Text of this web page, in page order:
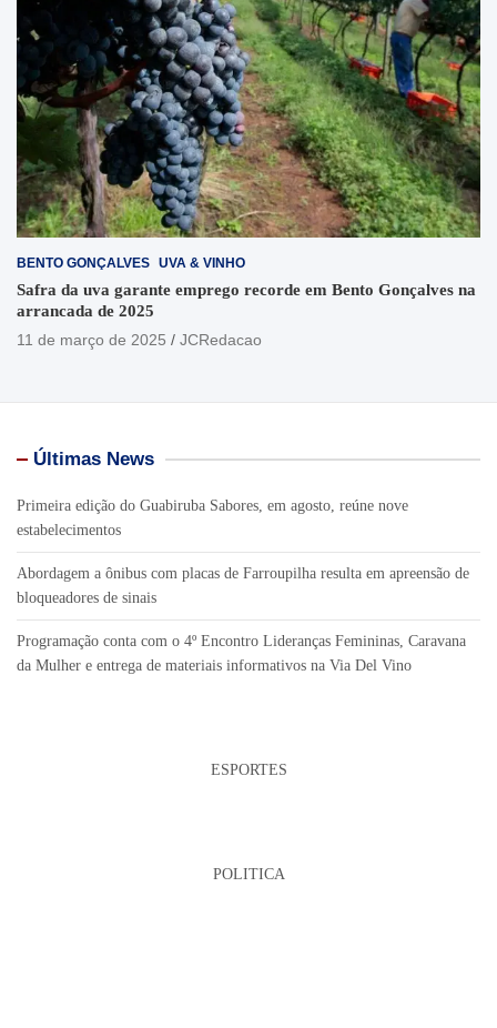
BENTO GONÇALVES UVA & VINHO
Safra da uva garante emprego recorde em Bento Gonçalves na
arrancada de 2025
11 de março de 2025
JCRedacao
Últimas News
Primeira edição do Guabiruba Sabores, em agosto, reúne nove
estabelecimentos
Abordagem a ônibus com placas de Farroupilha resulta em apreensão de
bloqueadores de sinais
Programação conta com o 4º Encontro Lideranças Femininas, Caravana
da Mulher e entrega de materiais informativos na Via Del Vino
ESPORTES
POLITICA